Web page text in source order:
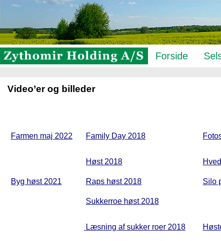
Forside
Video’er og billeder
Farmen maj 2022 Family Day 2018
Høst 2018
Byg høst 2021 Raps høst 2018 Silo
Sukkerroe høst 2018
Læsning af sukker roer 2018